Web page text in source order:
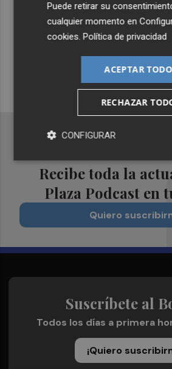
Suscríbete al
Whatsapp
¡Quiero
Recibe toda la
Plaza Podcast en
Quiero
Suscríbete al
Todos los días a primera
¡Quiero
Puede retirar su
cualquier momento en
cookies.Política de privacidad
ACEPTAR TODO
RECHAZAR
CONFIGURAR